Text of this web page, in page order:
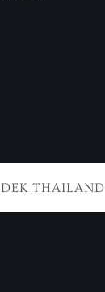
THAILAND